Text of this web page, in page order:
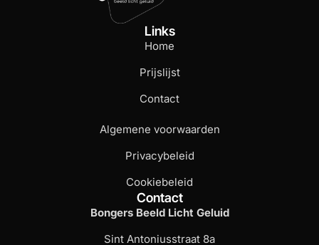
Links
Home
Prijslijst
Contact
Algemene voorwaarden
Privacybeleid
Cookiebeleid
Contact
Bongers Beeld Licht Geluid
Sint Antoniusstraat 8a